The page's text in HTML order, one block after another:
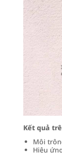
Kết quả
Môi
Hiệu